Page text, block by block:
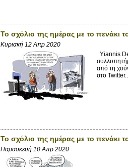
Το σχόλιο της ημέρας με το πενάκι
Κυριακή 12 Απρ 2020
Yiannis
από τη
στο
Το σχόλιο της ημέρας με το πενάκι
Παρασκευή 10 Απρ 2020